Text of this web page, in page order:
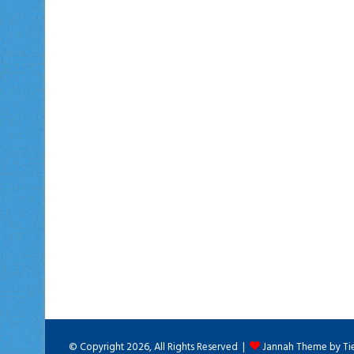
© Copyright 2026, All Rights Reserved | Jannah Theme by